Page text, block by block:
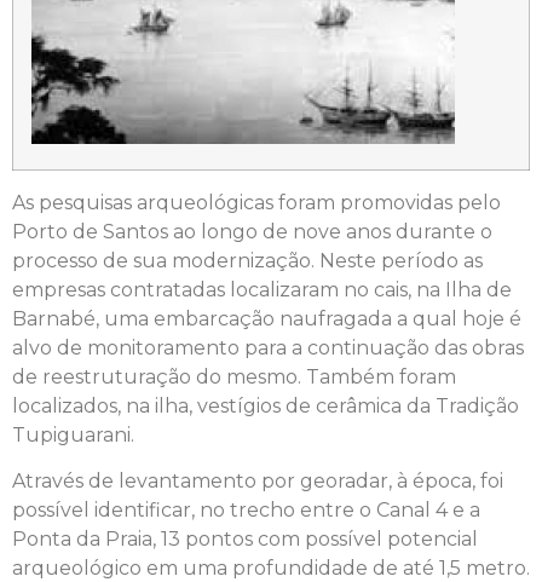
As pesquisas arqueológicas foram promovidas pelo
Porto de Santos ao longo de nove anos durante o
processo de sua modernização. Neste período as
empresas contratadas localizaram no cais, na Ilha de
Barnabé, uma embarcação naufragada a qual hoje é
alvo de monitoramento para a continuação das obras
de reestruturação do mesmo. Também foram
localizados, na ilha, vestígios de cerâmica da Tradição
Tupiguarani.
Através de levantamento por georadar, à época, foi
possível identificar, no trecho entre o Canal 4 e a
Ponta da Praia, 13 pontos com possível potencial
arqueológico em uma profundidade de até 1,5 metro.